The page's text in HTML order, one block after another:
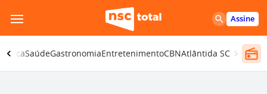
para
o
conteúdo
Assine
SaúdeGastronomiaEntretenimentoCBNAtlântida SC